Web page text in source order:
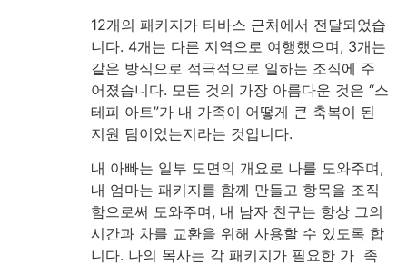
12개의 패키지가 티바스 근처에서 전달되었습
니다. 4개는 다른 지역으로 여행했으며, 3개는
같은 방식으로 적극적으로 일하는 조직에 주
어졌습니다. 모든 것의 가장 아름다운 것은 “스
테피 아트”가 내 가족이 어떻게 큰 축복이 된
지원 팀이었는지라는 것입니다.
내 아빠는 일부 도면의 개요로 나를 도와주며,
내 엄마는 패키지를 함께 만들고 항목을 조직
함으로써 도와주며, 내 남자 친구는 항상 그의
시간과 차를 교환을 위해 사용할 수 있도록 합
니다. 나의 목사는 각 패키지가 필요한 가 족